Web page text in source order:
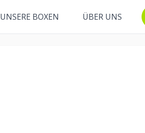
UNSERE BOXEN ÜBER UNS